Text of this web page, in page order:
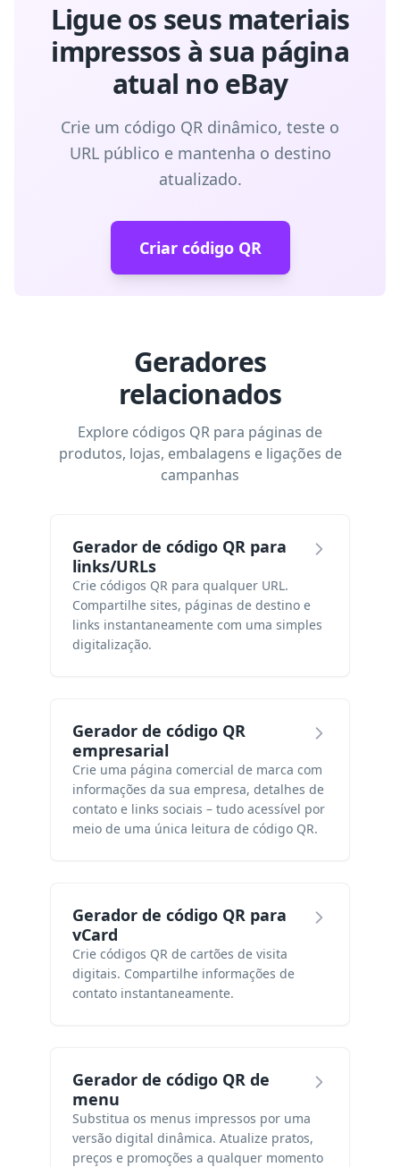
Ligue os seus materiais
impressos à sua página
atual no eBay
Crie um código QR dinâmico, teste o
URL público e mantenha o destino
atualizado.
Criar código QR
Geradores
relacionados
Explore códigos QR para páginas de
produtos, lojas, embalagens e ligações de
campanhas
Gerador de código QR para
links/URLs
Crie códigos QR para qualquer URL.
Compartilhe sites, páginas de destino e
links instantaneamente com uma simples
digitalização.
Gerador de código QR
empresarial
Crie uma página comercial de marca com
informações da sua empresa, detalhes de
contato e links sociais – tudo acessível por
meio de uma única leitura de código QR.
Gerador de código QR para
vCard
Crie códigos QR de cartões de visita
digitais. Compartilhe informações de
contato instantaneamente.
Gerador de código QR de
menu
Substitua os menus impressos por uma
versão digital dinâmica. Atualize pratos,
preços e promoções a qualquer momento